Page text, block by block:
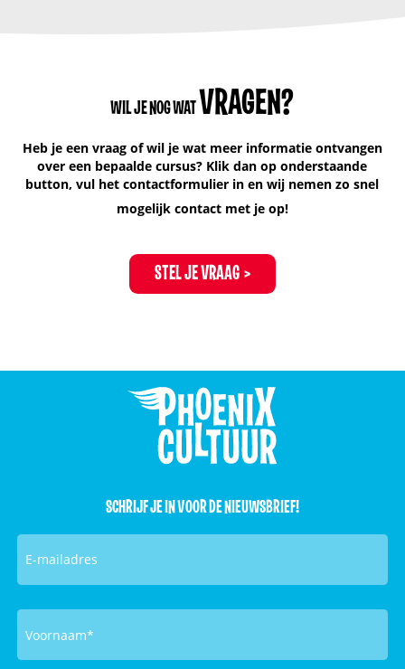
WIL JE NOG WATVRAGEN?
Heb je een vraag of wil je wat meer informatie ontvangen
over een bepaalde cursus? Klik dan op onderstaande
button, vul het contactformulier in en wij nemen zo snel
mogelijk contact met je op!
STEL JE VRAAG
SCHRIJF JE IN VOOR DE NIEUWSBRIEF!